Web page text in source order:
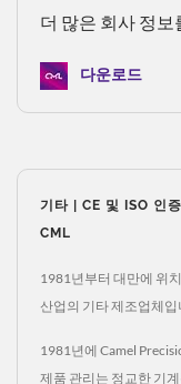
더 많은 회사 정
다운로드
기타 | CE 및 ISO 인
CML
1981년부터 대만에 위
산업의 기타 제조업체입
1981년에 Camel
제품 관리는 정교한 기